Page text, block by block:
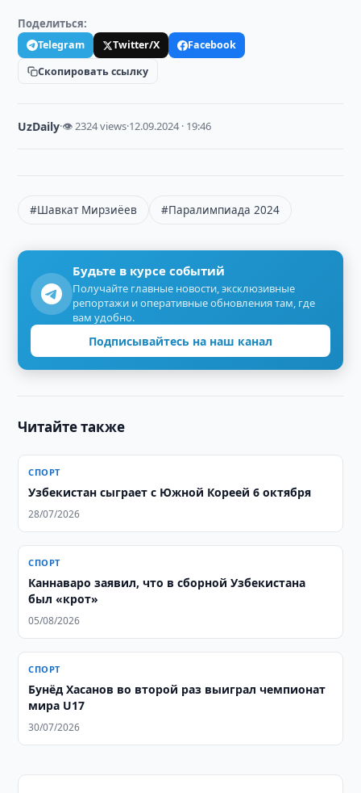
Поделиться:
Telegram Twitter/X
Facebook
Скопировать ссылку
UzDaily·👁 2324 views·12.09.2024 · 19:46
#Шавкат Мирзиёев #Паралимпиада 2024
Будьте в курсе событий
Получайте главные новости, эксклюзивные
репортажи и оперативные обновления там, где
вам удобно.
Подписывайтесь на наш канал
Читайте также
СПОРТ
Узбекистан сыграет с Южной Кореей 6 октября
28/07/2026
СПОРТ
Каннаваро заявил, что в сборной Узбекистана
был «крот»
05/08/2026
СПОРТ
Бунёд Хасанов во второй раз выиграл чемпионат
мира U17
30/07/2026